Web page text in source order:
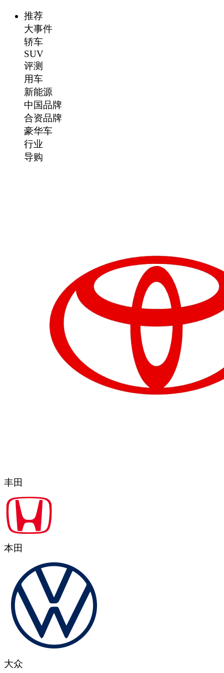
推荐
大事件
轿车
SUV
评测
用车
新能源
中国品牌
合资品牌
豪华车
行业
导购
丰田
本田
大众